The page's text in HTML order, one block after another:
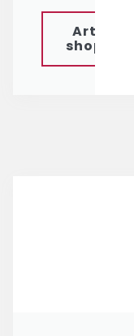
Art
shop